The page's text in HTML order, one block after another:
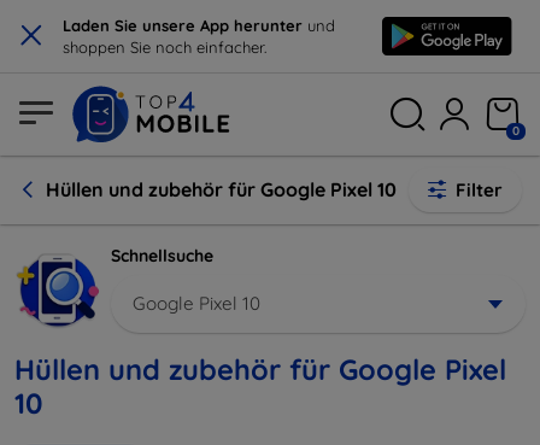
× Laden Sie unsere App herunter und
shoppen Sie noch einfacher.
0
Hüllen und zubehör für Google Pixel 10 Filter
Schnellsuche
Google Pixel 10
Hüllen und zubehör für Google Pixel
10